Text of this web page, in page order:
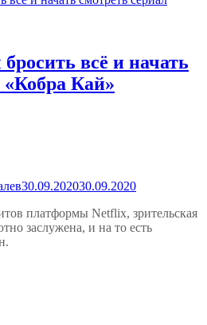
всё и начать
«Кобра Кай»
30.09.202030.09.2020
платформы Netflix, зрительская
заслужена, и на то есть